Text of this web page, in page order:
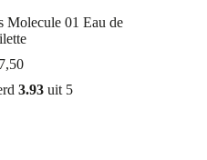
Molecule 01 Eau de
3.93 uit 5